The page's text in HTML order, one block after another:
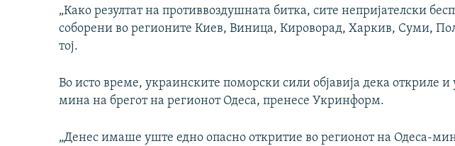
„Како резултат на противвоздушната битка, сите непријателски
соборени во регионите Киев, Виница, Кироворад, Харкив, Суми,
тој.
Во исто време, украинските поморски сили објавија дека откриле
мина на брегот на регионот Одеса, пренесе Укринформ.
„Денес имаше уште едно опасно откритие во регионот на Одеса-